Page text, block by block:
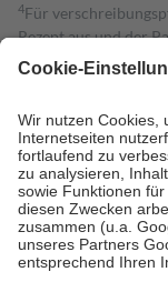
4Für
Rezept aus und der
gesetzliche
Kosten dafür, der
Grundsätzlich
Prozent des
höchstens zehn Euro.
Kosten der Leistung
Diese Regeln gelten
Bei Heilmitteln und
Zuzahlung zehn